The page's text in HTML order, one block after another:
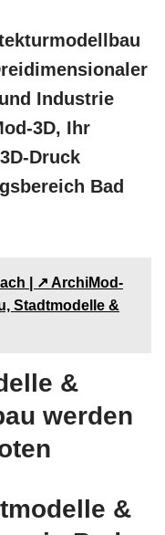
Industrie
3D, Ihr
Druck
Bad
| ↗️ ArchiMod-
Stadtmodelle &
&
werden
&